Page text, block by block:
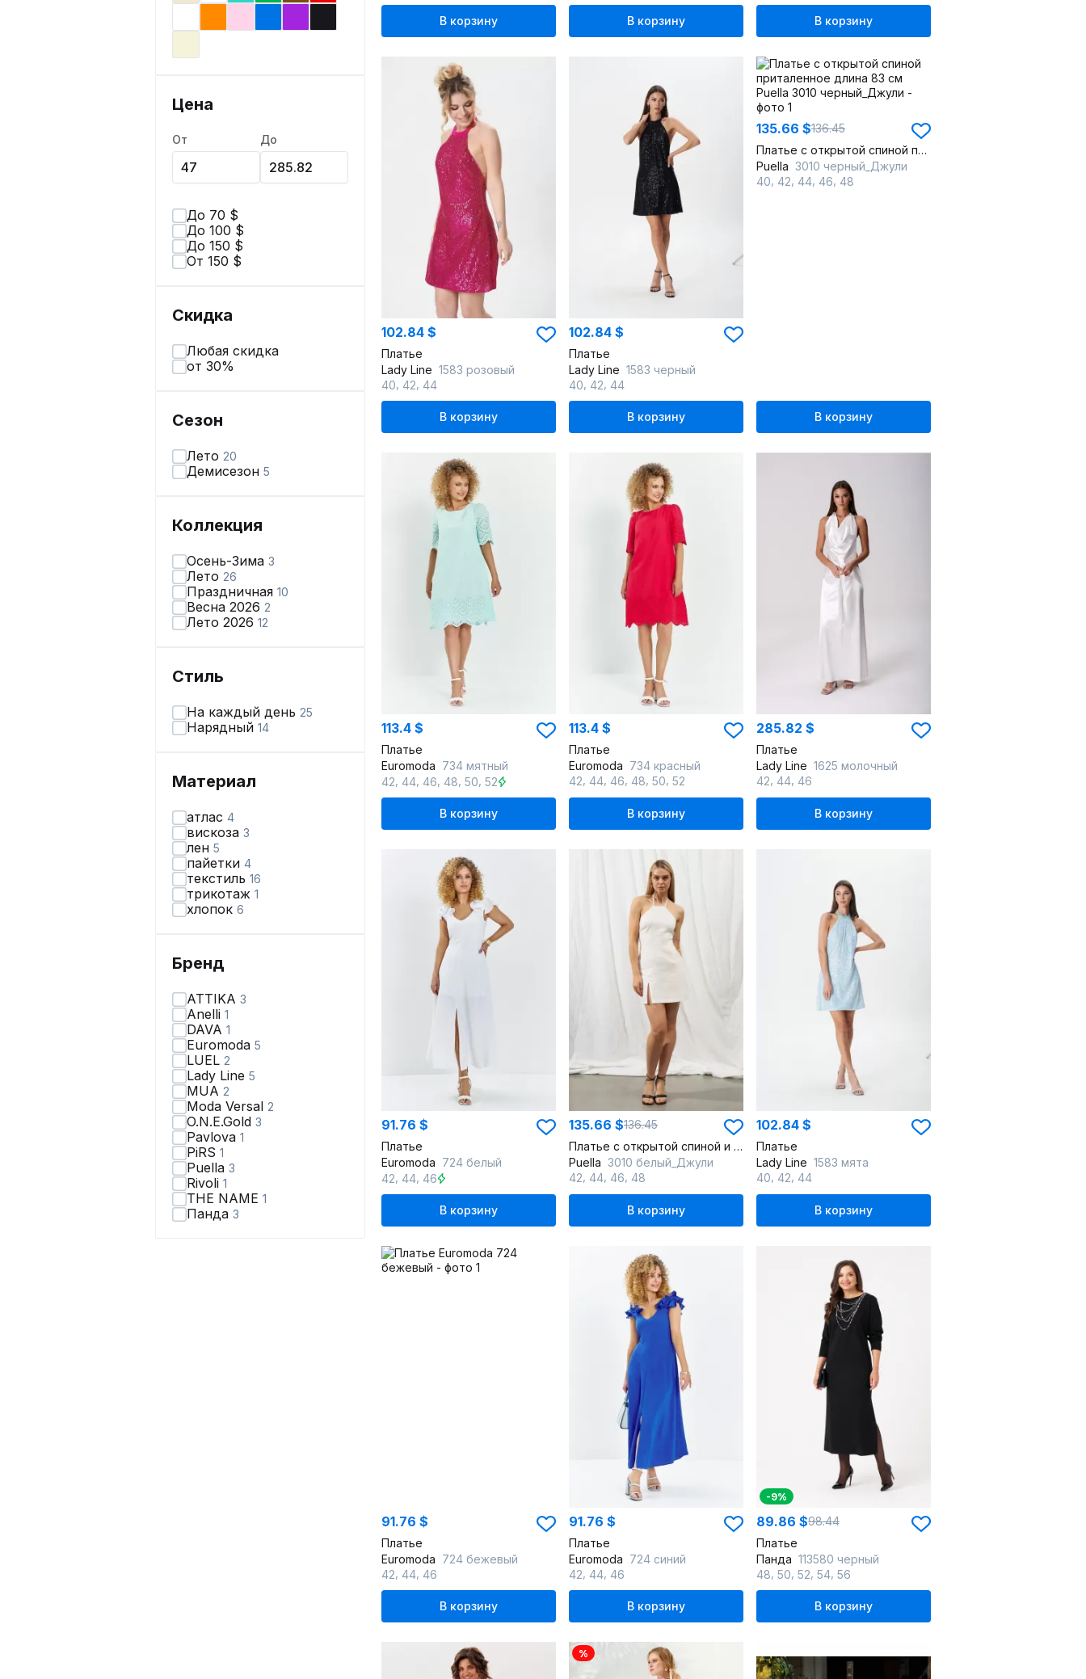
Цена
От До
До 70 $
До 100 $
До 150 $
От 150 $
Скидка
Любая скидка
от 30%
Сезон
Лето 20
Демисезон 5
Коллекция
Осень-Зима 3
Лето 26
Праздничная 10
Весна 2026 2
Лето 2026 12
Стиль
На каждый день 25
Нарядный 14
Материал
атлас 4
вискоза 3
лен 5
пайетки 4
текстиль 16
трикотаж 1
хлопок 6
Бренд
ATTIKA 3
Anelli 1
DAVA 1
Euromoda 5
LUEL 2
Lady Line 5
MUA 2
Moda Versal 2
O.N.E.Gold 3
Pavlova 1
PiRS 1
Puella 3
Rivoli 1
THE NAME 1
Панда 3
В корзину В корзину В корзину
102.84 $
Платье
Lady Line 1583 розовый
40 42 44
В корзину
102.84 $
Платье
Lady Line 1583 черный
40 42 44
В корзину
135.66 $136.45
Платье с открытой спиной приталенное длина 83 см
Puella 3010 черный_Джули
40 42 44 46 48
В корзину
113.4 $
Платье
Euromoda 734 мятный
42 44 46 48 50 52
В корзину
113.4 $
Платье
Euromoda 734 красный
42 44 46 48 50 52
В корзину
285.82 $
Платье
Lady Line 1625 молочный
42 44 46
В корзину
91.76 $
Платье
Euromoda 724 белый
42 44 46
В корзину
135.66 $136.45
Платье с открытой спиной и крой карандаш из льна
Puella 3010 белый_Джули
42 44 46 48
В корзину
102.84 $
Платье
Lady Line 1583 мята
40 42 44
В корзину
91.76 $
Платье
Euromoda 724 бежевый
42 44 46
В корзину
91.76 $
Платье
Euromoda 724 синий
42 44 46
В корзину
-9%
89.86 $98.44
Платье
Панда 113580 черный
48 50 52 54 56
В корзину
%